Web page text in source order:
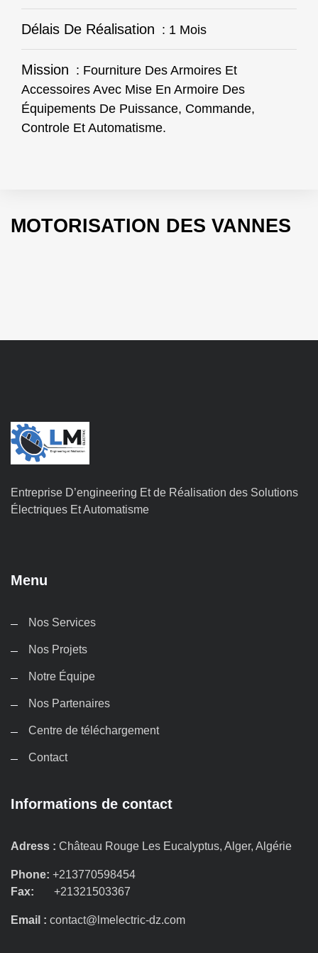
Délais De Réalisation : 1 Mois
Mission : Fourniture Des Armoires Et
Accessoires Avec Mise En Armoire Des
Équipements De Puissance, Commande,
Controle Et Automatisme.
MOTORISATION DES VANNES
Entreprise D’engineering Et de Réalisation des Solutions
Électriques Et Automatisme
Menu
Nos Services
Nos Projets
Notre Équipe
Nos Partenaires
Centre de téléchargement
Contact
Informations de contact
Adress : Château Rouge Les Eucalyptus, Alger, Algérie
Phone: +213770598454
Fax:
+21321503367
Email : contact@lmelectric-dz.com